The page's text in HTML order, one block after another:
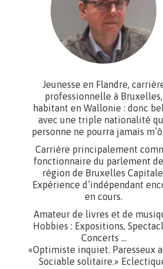
Jeunesse en Flandre,
professionnelle à Bruxelles,
habitant en Wallonie : donc
avec une triple nationalité
personne ne pourra jamais
Carrière principalement
fonctionnaire du parlement
région de Bruxelles
Expérience d’indépendant
en cours.
Amateur de livres et de
Hobbies : Expositions,
Concerts …
«Optimiste inquiet. Paresseux
Sociable solitaire.»